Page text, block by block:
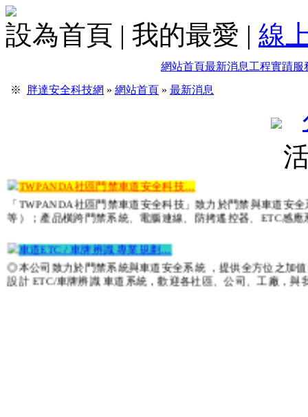
設為首頁 | 我的最愛 | 線
網站首頁最新消息工程實蹟服
※
胖達安全科技網 » 網站首頁 » 最新消息
社區/大廈/廠房 監視器規劃中…
各式監視器700TVL、AHD、TVI、CVI，200萬畫數、400
專業規劃、專業施工、品質保證各式數位對講機代理施工
做施工，可以依現場環境與需求為客戶設計，施工完成後我
TWPANDA社區門禁車道安全科技…
「TWPANDA社區門禁車道安全科技」致力於門禁與車道安
等）；產品橫跨門禁系統、電腦連線、防拷遙控器、ETC感
車道ETC / 車牌辨識 專業規劃…
◎本公司致力於門禁系統與車道安全系統 ，提供全方位之加
設計 ETC/車牌辨識 車道系統，歡迎各社區、公司、工廠，